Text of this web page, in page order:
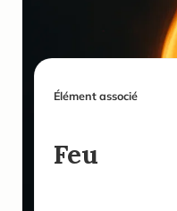
Élément associé
Feu